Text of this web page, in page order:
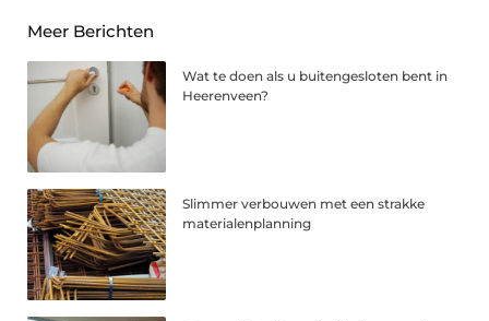
Meer Berichten
Wat te doen als u buitengesloten bent in
Heerenveen?
Slimmer verbouwen met een strakke
materialenplanning